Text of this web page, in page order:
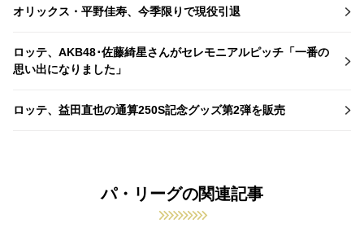
オリックス・平野佳寿、今季限りで現役引退
ロッテ、AKB48･佐藤綺星さんがセレモニアルピッチ「一番の
思い出になりました」
ロッテ、益田直也の通算250S記念グッズ第2弾を販売
パ・リーグの関連記事